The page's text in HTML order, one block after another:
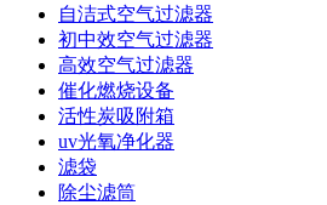
自洁式空气过滤器
初中效空气过滤器
高效空气过滤器
催化燃烧设备
活性炭吸附箱
uv光氧净化器
滤袋
除尘滤筒